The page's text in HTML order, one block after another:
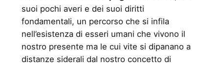
suoi pochi averi e dei suoi diritti
fondamentali, un percorso che si infila
nell’esistenza di esseri umani che vivono il
nostro presente ma le cui vite si dipanano a
distanze siderali dal nostro concetto di